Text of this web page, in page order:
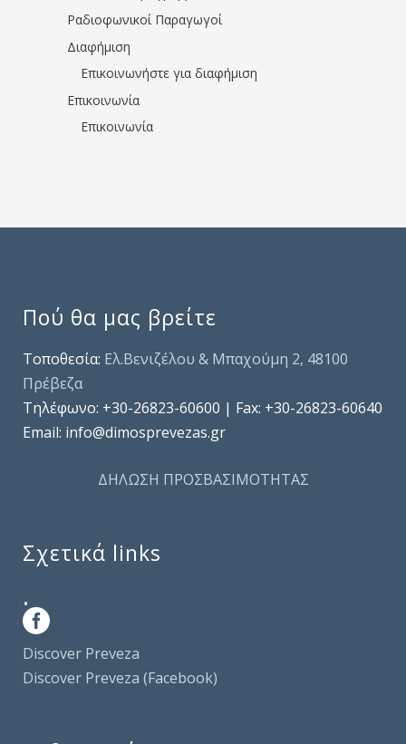
Ραδιοφωνικοί Παραγωγοί
Διαφήμιση
Επικοινωνήστε για διαφήμιση
Επικοινωνία
Επικοινωνία
Πού θα μας βρείτε
Τοποθεσία: Ελ.Βενιζέλου & Μπαχούμη 2, 48100
Πρέβεζα
Τηλέφωνo: +30-26823-60600 | Fax: +30-26823-60640
Email: info@dimosprevezas.gr
ΔΗΛΩΣΗ ΠΡΟΣΒΑΣΙΜΟΤΗΤΑΣ
Σχετικά links
.
Discover Preveza
Discover Preveza (Facebook)